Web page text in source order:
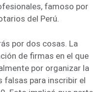
famoso por
del Perú.
por dos cosas. La
de firmas en el que
por organizar la
para inscribir el